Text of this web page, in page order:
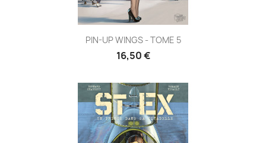
PIN-UP WINGS - TOME 5
16,50 €